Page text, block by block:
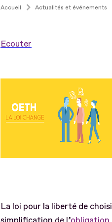
Accueil Actualités et événements
Ecouter
La loi pour la liberté de